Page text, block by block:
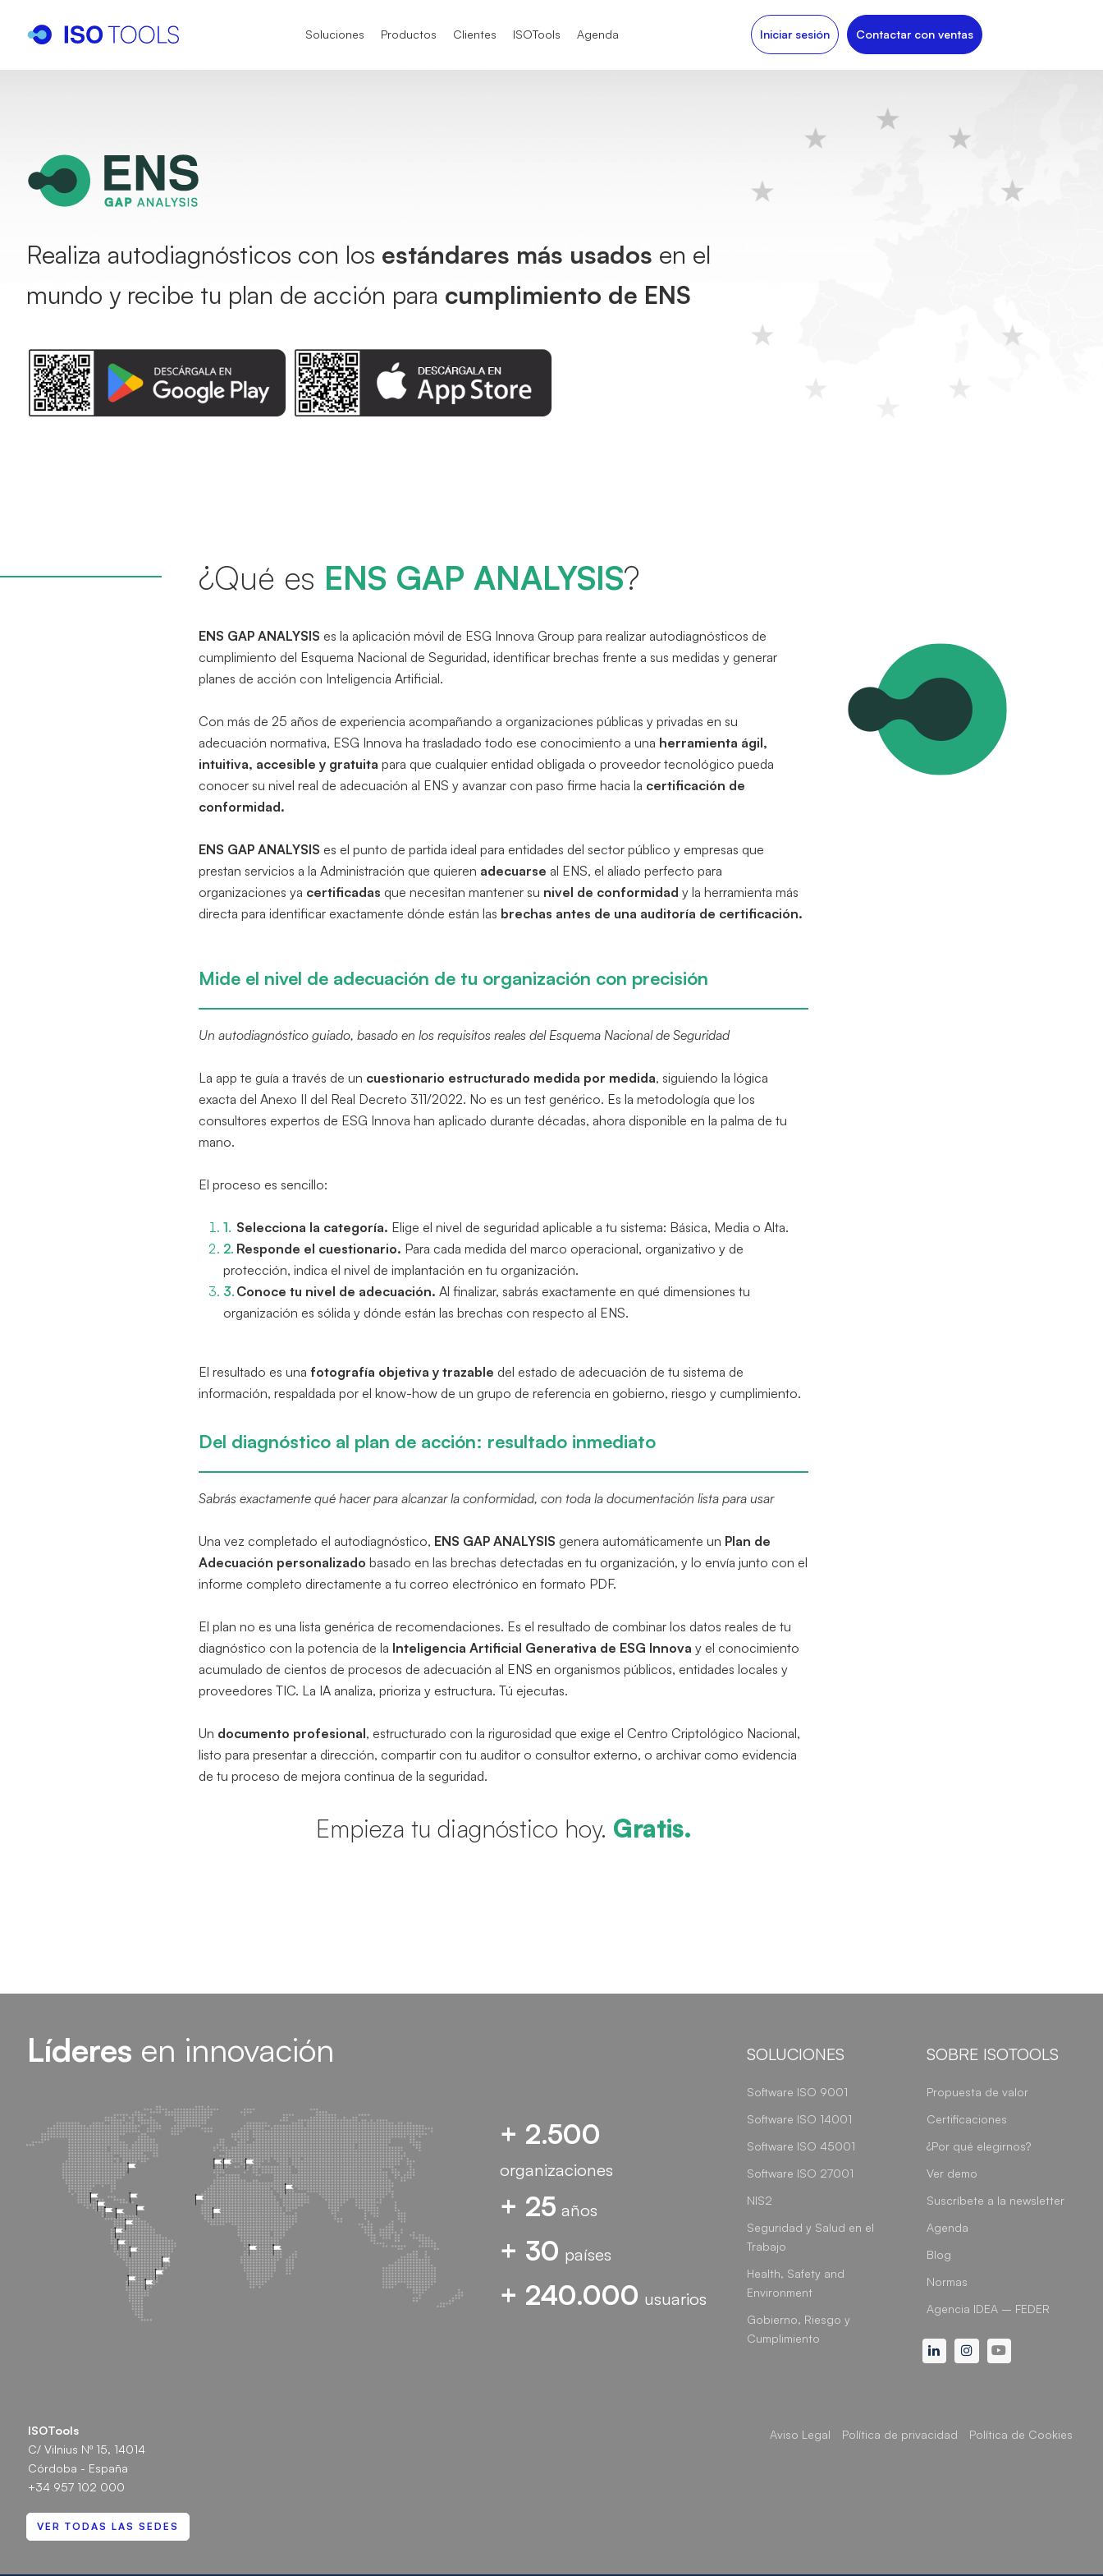
Soluciones
ISO / IEC 17025
ISO 21001
Productos Clientes ISOTools Agenda Iniciar sesión Contactar con ventas
Realiza autodiagnósticos con los estándares más usados en el
mundo y recibe tu plan de acción para cumplimiento de ENS
¿Qué es ENS GAP ANALYSIS?
ENS GAP ANALYSIS es la aplicación móvil de ESG Innova Group para realizar autodiagnósticos de
cumplimiento del Esquema Nacional de Seguridad, identificar brechas frente a sus medidas y generar
planes de acción con Inteligencia Artificial.
Con más de 25 años de experiencia acompañando a organizaciones públicas y privadas en su
adecuación normativa, ESG Innova ha trasladado todo ese conocimiento a una herramienta ágil,
intuitiva, accesible y gratuita para que cualquier entidad obligada o proveedor tecnológico pueda
conocer su nivel real de adecuación al ENS y avanzar con paso firme hacia la certificación de
conformidad.
ENS GAP ANALYSIS es el punto de partida ideal para entidades del sector público y empresas que
prestan servicios a la Administración que quieren adecuarse al ENS, el aliado perfecto para
organizaciones ya certificadas que necesitan mantener su nivel de conformidad y la herramienta más
directa para identificar exactamente dónde están las brechas antes de una auditoría de certificación.
Mide el nivel de adecuación de tu organización con precisión
Un autodiagnóstico guiado, basado en los requisitos reales del Esquema Nacional de Seguridad
La app te guía a través de un cuestionario estructurado medida por medida, siguiendo la lógica
exacta del Anexo II del Real Decreto 311/2022. No es un test genérico. Es la metodología que los
consultores expertos de ESG Innova han aplicado durante décadas, ahora disponible en la palma de tu
mano.
El proceso es sencillo:
Selecciona la categoría. Elige el nivel de seguridad aplicable a tu sistema: Básica, Media o Alta.
Responde el cuestionario. Para cada medida del marco operacional, organizativo y de
protección, indica el nivel de implantación en tu organización.
Conoce tu nivel de adecuación. Al finalizar, sabrás exactamente en qué dimensiones tu
organización es sólida y dónde están las brechas con respecto al ENS.
El resultado es unafotografía objetiva y trazable del estado de adecuación de tu sistema de
información, respaldada por el know-how de un grupo de referencia en gobierno, riesgo y cumplimiento.
Del diagnóstico al plan de acción: resultado inmediato
Sabrás exactamente qué hacer para alcanzar la conformidad, con toda la documentación lista para usar
Una vez completado el autodiagnóstico, ENS GAP ANALYSIS genera automáticamente un Plan de
Adecuación personalizado basado en las brechas detectadas en tu organización, y lo envía junto con el
informe completo directamente a tu correo electrónico en formato PDF.
El plan no es una lista genérica de recomendaciones. Es el resultado de combinar los datos reales de tu
diagnóstico con la potencia de la Inteligencia Artificial Generativa de ESG Innova y el conocimiento
acumulado de cientos de procesos de adecuación al ENS en organismos públicos, entidades locales y
proveedores TIC. La IA analiza, prioriza y estructura. Tú ejecutas.
Un documento profesional, estructurado con la rigurosidad que exige el Centro Criptológico Nacional,
listo para presentar a dirección, compartir con tu auditor o consultor externo, o archivar como evidencia
de tu proceso de mejora continua de la seguridad.
Empieza tu diagnóstico hoy. Gratis.
Líderes en innovación
+ 2.500
organizaciones
+ 25 años
+ 30 países
+ 240.000 usuarios
SOLUCIONES
Software ISO 9001
Software ISO 14001
Software ISO 45001
Software ISO 27001
NIS2
Seguridad y Salud en el
Trabajo
Health, Safety and
Environment
Gobierno, Riesgo y
Cumplimiento
SOBRE ISOTOOLS
Propuesta de valor
Certificaciones
¿Por qué elegirnos?
Ver demo
Suscríbete a la newsletter
Agenda
Blog
Normas
Agencia IDEA – FEDER
LinkedinInstagram
ISOTools
C/ Vilnius Nº 15, 14014
Córdoba - España
+34 957 102 000
VER TODAS LAS SEDES
Aviso Legal Política de privacidad Política de Cookies